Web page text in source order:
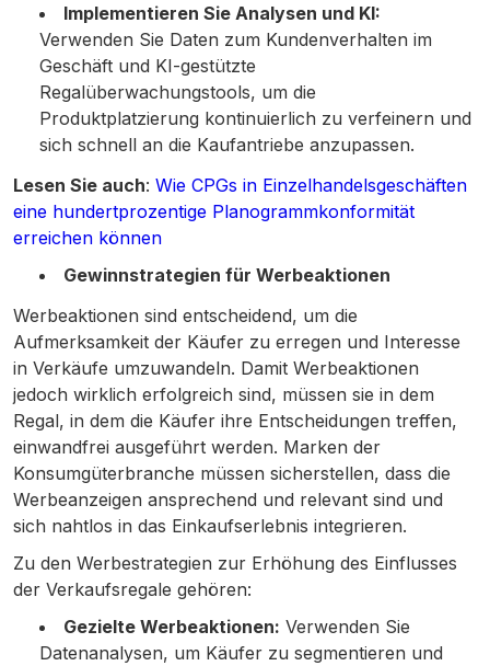
Implementieren Sie Analysen und KI:
Verwenden Sie Daten zum Kundenverhalten im
Geschäft und KI-gestützte
Regalüberwachungstools, um die
Produktplatzierung kontinuierlich zu verfeinern und
sich schnell an die Kaufantriebe anzupassen.
Lesen Sie auch: Wie CPGs in Einzelhandelsgeschäften
eine hundertprozentige Planogrammkonformität
erreichen können
Gewinnstrategien für Werbeaktionen
Werbeaktionen sind entscheidend, um die
Aufmerksamkeit der Käufer zu erregen und Interesse
in Verkäufe umzuwandeln. Damit Werbeaktionen
jedoch wirklich erfolgreich sind, müssen sie in dem
Regal, in dem die Käufer ihre Entscheidungen treffen,
einwandfrei ausgeführt werden. Marken der
Konsumgüterbranche müssen sicherstellen, dass die
Werbeanzeigen ansprechend und relevant sind und
sich nahtlos in das Einkaufserlebnis integrieren.
Zu den Werbestrategien zur Erhöhung des Einflusses
der Verkaufsregale gehören:
Gezielte Werbeaktionen: Verwenden Sie
Datenanalysen, um Käufer zu segmentieren und